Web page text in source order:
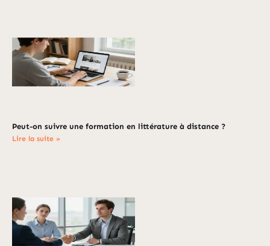
Peut-on suivre une formation en littérature à distance ?
Lire la suite »